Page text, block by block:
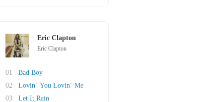
Eric Clapton
Eric Clapton
01
Bad Boy
02
Lovin´ You Lovin´ Me
03
Let It Rain